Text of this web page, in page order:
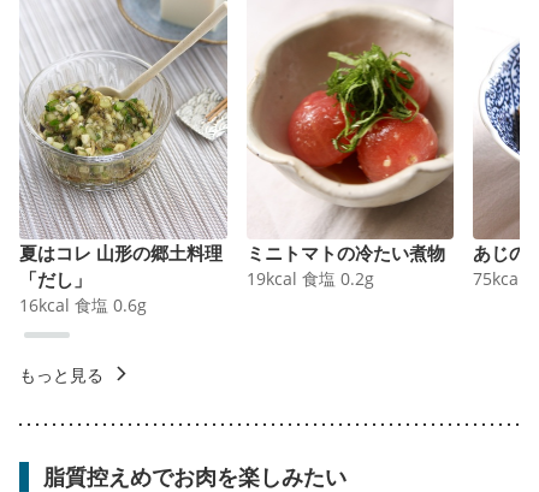
夏はコレ 山形の郷土料理
「だし」
16kcal 食塩 0.6g
ミニトマトの冷たい煮物
19kcal 食塩 0.2g
あじの
75kcal
もっと見る
脂質控えめでお肉を楽しみたい